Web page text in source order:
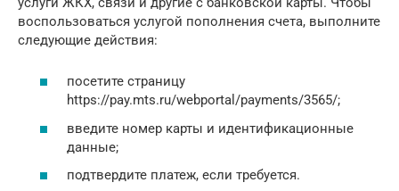
воспользоваться услугой пополнения счета, выполните
следующие действия:
посетите страницу
https://pay.mts.ru/webportal/payments/3565/;
введите номер карты и идентификационные
данные;
подтвердите платеж, если требуется.